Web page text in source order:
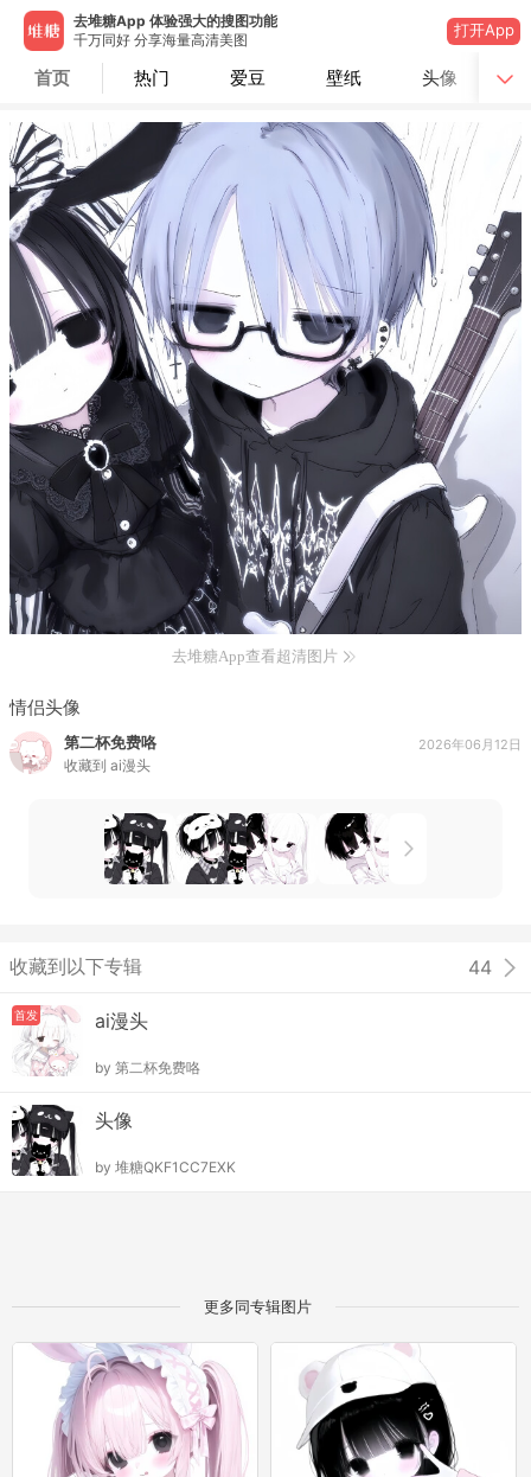
去堆糖App 体验强大的搜图功能
千万同好 分享海量高清美图
打开App
首页 热门 爱豆 壁纸 头像
去堆糖App查看超清图片
情侣头像
第二杯免费咯
收藏到 ai漫头
2026年06月12日
收藏到以下专辑 44
首发 ai漫头
by 第二杯免费咯
头像
by 堆糖QKF1CC7EXK
更多同专辑图片